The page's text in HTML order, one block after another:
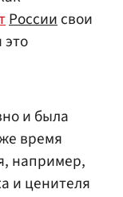
Россиисвои
и была
время
например,
и ценителя